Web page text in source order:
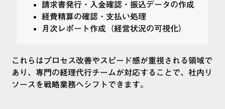
請求書発行・入金確認・振込データの作成
経費精算の確認・支払い処理
月次レポート作成（経営状況の可視化）
これらはプロセス改善やスピード感が重視される領域で
あり、専門の経理代行チームが対応することで、社内リ
ソースを戦略業務へシフトできます。